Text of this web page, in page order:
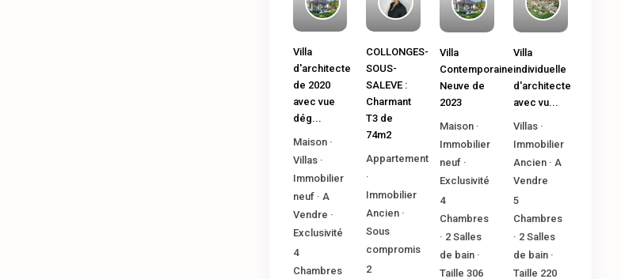
Villa
d'architecte
de 2020
avec vue
dég...
Maison·
Villas·
Immobilier
neuf· A
Vendre ·
Exclusivité
4
Chambres
COLLONGES-
SOUS-
SALEVE :
Charmant
T3 de
74m2
Appartement
·
Immobilier
Ancien ·
Sous
compromis
2
Villa
Contemporaine
Neuve de
2023
Maison ·
Immobilier
neuf ·
Exclusivité
4
Chambres
· 2 Salles
de bain ·
Taille306
Villa
individuelle
d'architecte
avec vu...
Villas ·
Immobilier
Ancien ·A
Vendre
5
Chambres
· 2 Salles
de bain ·
Taille 220